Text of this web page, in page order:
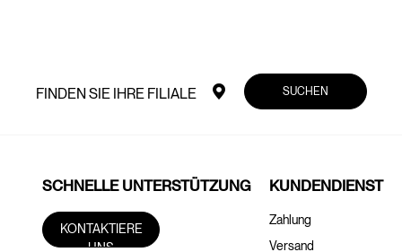
FINDEN SIE IHRE FILIALE SUCHEN
SCHNELLE UNTERSTÜTZUNG
KONTAKTIERE
UNS
KUNDENDIENST
Zahlung
Versand